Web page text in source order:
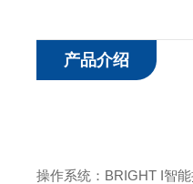
产品介绍
操作系统：BRIGHT I智